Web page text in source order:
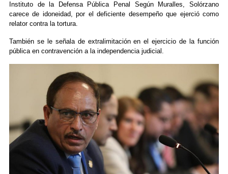
Instituto de la Defensa Pública Penal Según Muralles, Solórzano
carece de idoneidad, por el deficiente desempeño que ejerció como
relator contra la tortura.
También se le señala de extralimitación en el ejercicio de la función
pública en contravención a la independencia judicial.